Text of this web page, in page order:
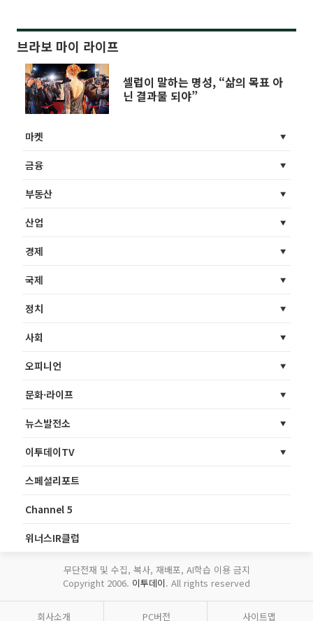
브라보 마이 라이프
셀럽이 말하는 명성, “삶의 목표 아
닌 결과물 되야”
마켓
금융
부동산
산업
경제
국제
정치
사회
오피니언
문화·라이프
뉴스발전소
이투데이TV
스페셜리포트
Channel 5
위너스IR클럽
무단전재 및 수집, 복사, 재배포, AI학습 이용 금지
Copyright 2006. 이투데이. All rights reserved
회사소개 PC버전 사이트맵